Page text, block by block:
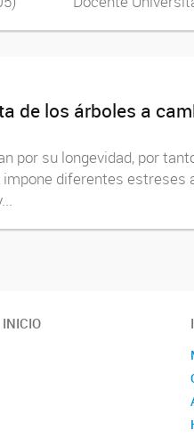
de los árboles a
por su longevidad, por
diferentes
INICIO